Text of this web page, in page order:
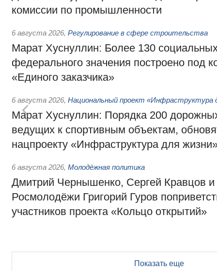
комиссии по промышленности
6 августа 2026, Регулирование в сфере строительства
Марат Хуснуллин: Более 130
федерального значения построено под
«Единого заказчика»
6 августа 2026, Национальный проект «Инфраструктура
Марат Хуснуллин: Порядка 200
ведущих к спортивным объектам,
нацпроекту «Инфраструктура для
6 августа 2026, Молодёжная политика
Дмитрий Чернышенко, Сергей Кравцов и
Росмолодёжи Григорий Гуров
участников проекта «Кольцо открытий»
Показать еще